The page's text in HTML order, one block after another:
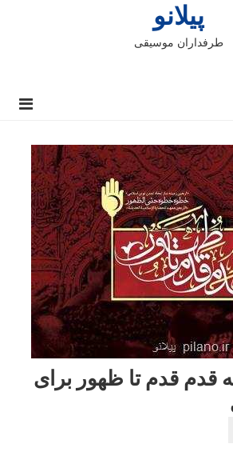
پیلانو
طرفداران موسیقی
قدم قدم تا ظهور برای